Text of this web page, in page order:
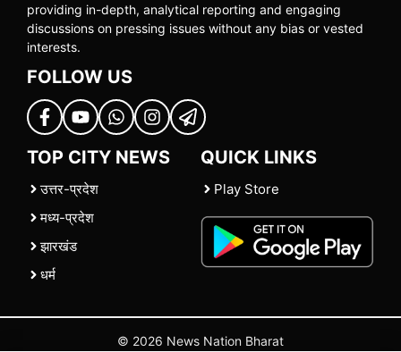
providing in-depth, analytical reporting and engaging
discussions on pressing issues without any bias or vested
interests.
FOLLOW US
TOP CITY NEWS
उत्तर-प्रदेश
मध्य-प्रदेश
झारखंड
धर्म
QUICK LINKS
Play Store
© 2026 News Nation Bharat